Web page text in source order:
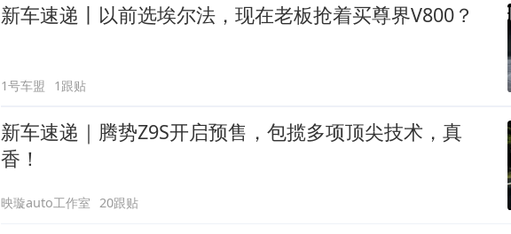
新车速递丨以前选埃尔法，现在老板抢着买尊界V800？
1号车盟 1跟贴
新车速递｜腾势Z9S开启预售，包揽多项顶尖技术，真
香！
映璇auto工作室 20跟贴